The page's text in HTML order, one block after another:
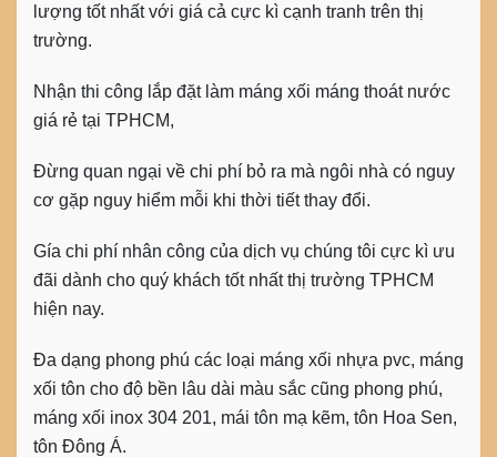
lượng tốt nhất với giá cả cực kì cạnh tranh trên thị
trường.
Nhận thi công lắp đặt làm máng xối máng thoát nước
giá rẻ tại TPHCM,
Đừng quan ngại về chi phí bỏ ra mà ngôi nhà có nguy
cơ gặp nguy hiểm mỗi khi thời tiết thay đổi.
Gía chi phí nhân công của dịch vụ chúng tôi cực kì ưu
đãi dành cho quý khách tốt nhất thị trường TPHCM
hiện nay.
Đa dạng phong phú các loại máng xối nhựa pvc, máng
xối tôn cho độ bền lâu dài màu sắc cũng phong phú,
máng xối inox 304 201, mái tôn mạ kẽm, tôn Hoa Sen,
tôn Đông Á.